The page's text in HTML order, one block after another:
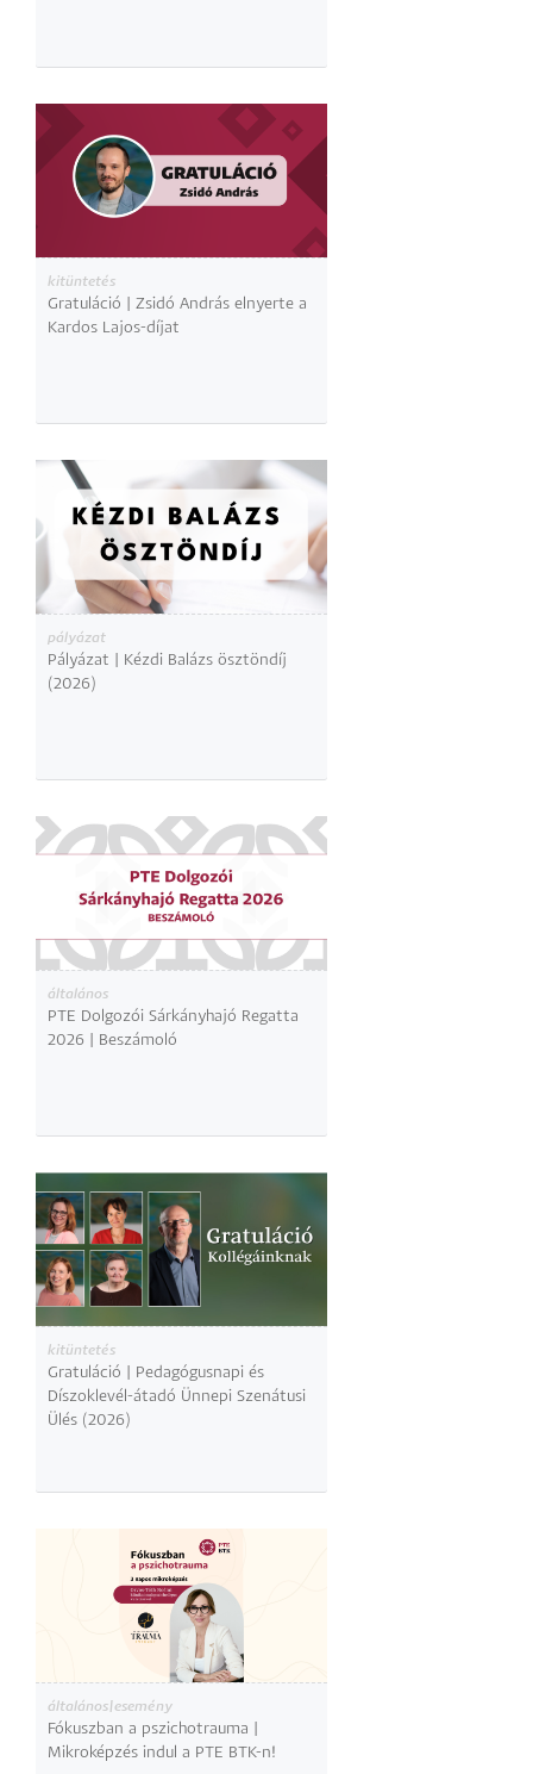
kitüntetés
Gratuláció | Zsidó András elnyerte a
Kardos Lajos-díjat
pályázat
Pályázat | Kézdi Balázs ösztöndíj
(2026)
általános
PTE Dolgozói Sárkányhajó Regatta
2026 | Beszámoló
kitüntetés
Gratuláció | Pedagógusnapi és
Díszoklevél-átadó Ünnepi Szenátusi
Ülés (2026)
általános|esemény
Fókuszban a pszichotrauma |
Mikroképzés indul a PTE BTK-n!